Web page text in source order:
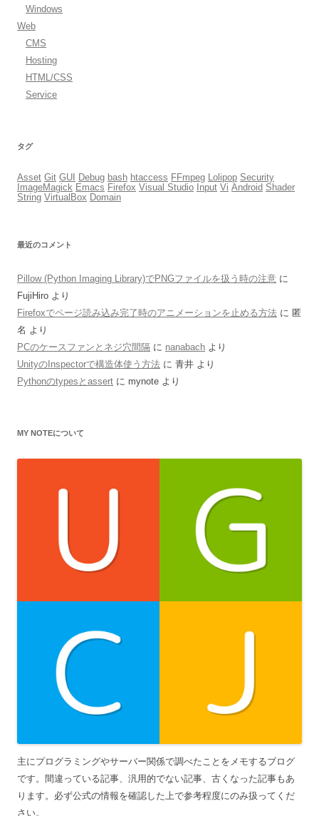
Windows
Web
CMS
Hosting
HTML/CSS
Service
タグ
Asset Git GUI Debug bash htaccess FFmpeg Lolipop Security
ImageMagick Emacs Firefox Visual Studio Input Vi Android Shader
String VirtualBox Domain
最近のコメント
Pillow (Python Imaging Library)でPNGファイルを扱う時の注意 に
FujiHiro より
Firefoxでページ読み込み完了時のアニメーションを止める方法 に 匿
名 より
PCのケースファンとネジ穴間隔 に nanabach より
UnityのInspectorで構造体使う方法 に 青井 より
Pythonのtypesとassert に mynote より
MY NOTEについて
主にプログラミングやサーバー関係で調べたことをメモするブログ
です。間違っている記事、汎用的でない記事、古くなった記事もあ
ります。必ず公式の情報を確認した上で参考程度にのみ扱ってくだ
さい。